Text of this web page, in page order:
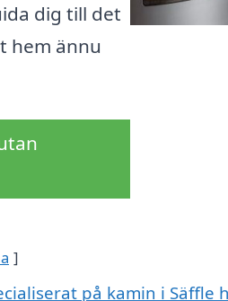
dig till det
hem ännu
på kamin i Säffle